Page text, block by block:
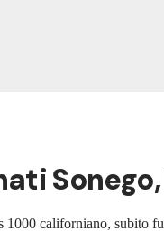
californiano, subito